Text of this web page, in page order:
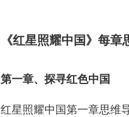
《红星照耀中国》 每章
第一章、探寻红色中国
红星照耀中国第一章思维